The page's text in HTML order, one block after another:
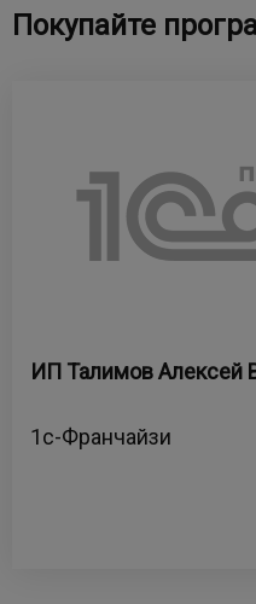
Покупайте
ИП Талимов Алексей
1с-Франчайзи